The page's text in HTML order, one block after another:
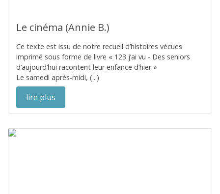
Le cinéma (Annie B.)
Ce texte est issu de notre recueil d’histoires vécues
imprimé sous forme de livre « 123 j’ai vu - Des seniors
d’aujourd’hui racontent leur enfance d’hier »
Le samedi après-midi, (...)
lire plus